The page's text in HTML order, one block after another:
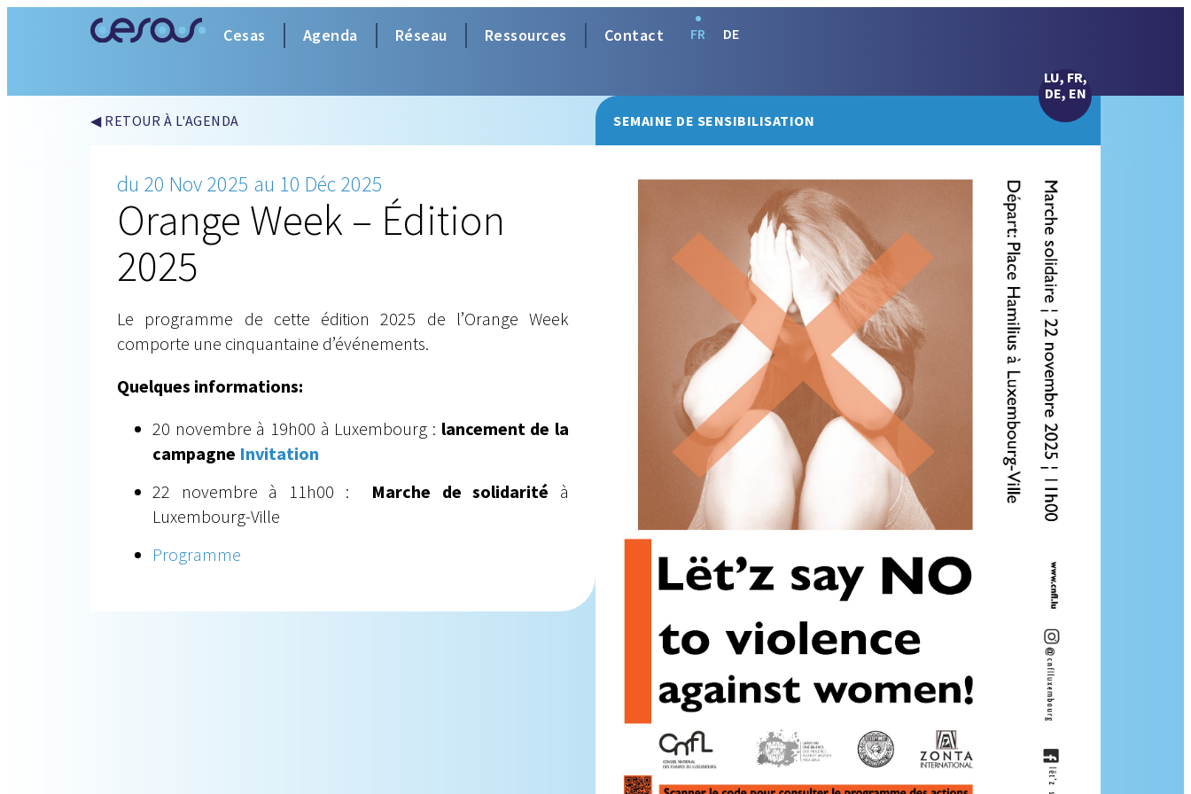
Cesas Agenda Réseau Ressources Contact FR DE
◀ RETOUR À L'AGENDA
du 20 Nov 2025 au 10 Déc 2025
Orange Week – Édition
2025
Le programme de cette édition 2025 de l’Orange Week
comporte une cinquantaine d’événements.
Quelques informations:
20 novembre à 19h00 à Luxembourg : lancement de la
campagne Invitation
22 novembre à 11h00 : Marche de solidarité à
Luxembourg-Ville
Programme
SEMAINE DE SENSIBILISATION
LU, FR,
DE, EN